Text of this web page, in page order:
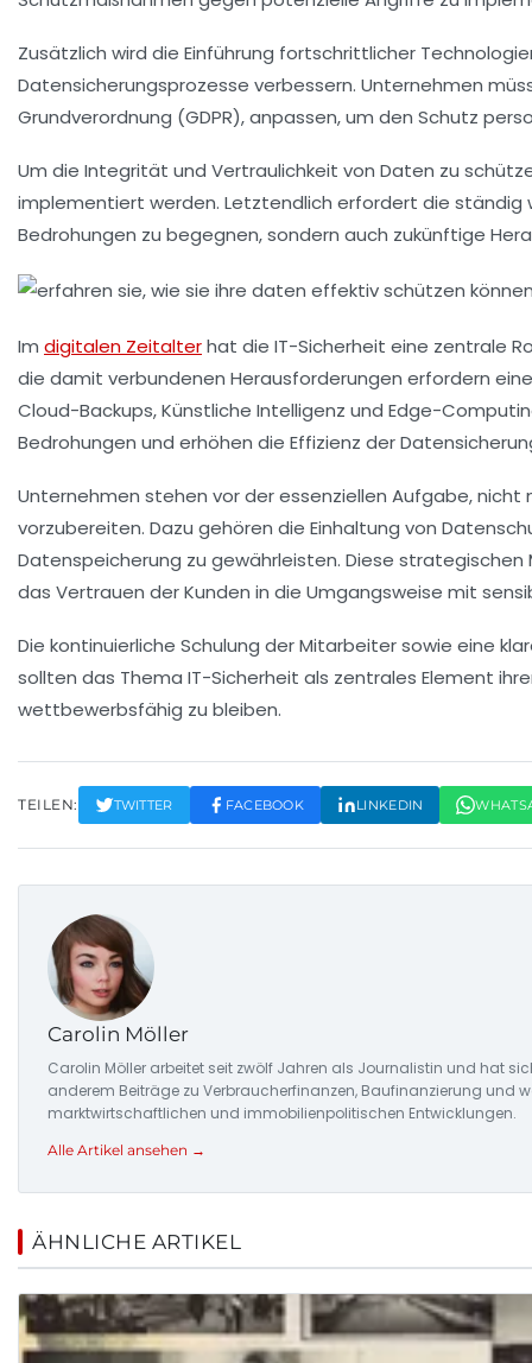
Zusätzlich wird die Einführung fortschrittlicher
Datensicherungsprozesse verbessern. Unternehmen
Grundverordnung (GDPR), anpassen, um den Schutz
Um die Integrität und Vertraulichkeit von Daten zu
implementiert werden. Letztendlich erfordert die
Bedrohungen zu begegnen, sondern auch zukünftige
Im digitalen Zeitalterhat die IT-Sicherheit eine zentrale
die damit verbundenen Herausforderungen erfordern
Cloud-Backups,Künstliche Intelligenz und Edge-
Bedrohungen und erhöhen die Effizienz der
Unternehmen stehen vor der essenziellen Aufgabe,
vorzubereiten. Dazu gehören die Einhaltung von
Datenspeicherung zu gewährleisten. Diese
das Vertrauen der Kunden in die Umgangsweise mit
Die kontinuierliche Schulung der Mitarbeiter sowie eine
sollten das Thema IT-Sicherheit als zentrales Element
wettbewerbsfähig zu bleiben.
TEILEN: TWITTER FACEBOOK LINKEDIN
Carolin Möller
Carolin Möller arbeitet seit zwölf Jahren als Journalistin und hat
anderem Beiträge zu Verbraucherfinanzen, Baufinanzierung und
marktwirtschaftlichen und immobilienpolitischen Entwicklungen.
Alle Artikel ansehen →
ÄHNLICHE ARTIKEL